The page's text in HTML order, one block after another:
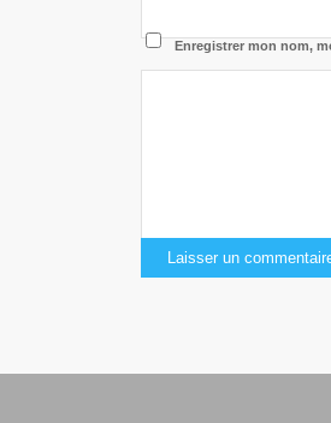
Enregistrer mon nom,